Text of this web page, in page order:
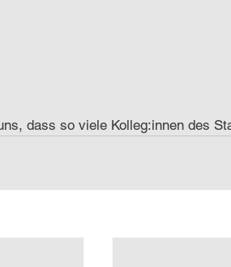
dass so viele Kolleg:innen des